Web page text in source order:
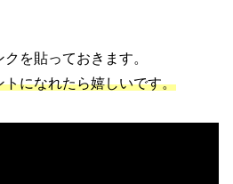
を貼っておきます。
になれたら嬉しいです。